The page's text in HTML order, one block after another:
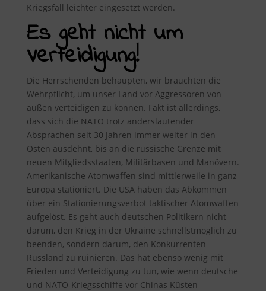
Kriegsfall leichter eingesetzt werden.
Es geht nicht um
Verteidigung!
Die Herrschenden behaupten, wir bräuchten die
Wehrpflicht, um unser Land vor Aggressoren von
außen verteidigen zu können. Fakt ist allerdings,
dass sich die NATO trotz anderslautender
Absprachen seit 30 Jahren immer weiter in den
Osten ausdehnt, bis an die russische Grenze mit
neuen Mitgliedsstaaten, Militärbasen und Manövern.
Amerikanische Atomwaffen sind mittlerweile in ganz
Europa stationiert. Die USA haben das Abkommen
über ein Stationierungsverbot taktischer Atomwaffen
aufgelöst. Es geht auch deutschen Politikern nicht
darum, den Krieg in der Ukraine schnellstmöglich zu
beenden, sondern darum, den Konkurrenten
Russland zu ruinieren. Das hat ebenso wenig mit
Frieden und Verteidigung zu tun, wie wenn deutsche
und NATO-Kriegsschiffe vor Chinas Küsten